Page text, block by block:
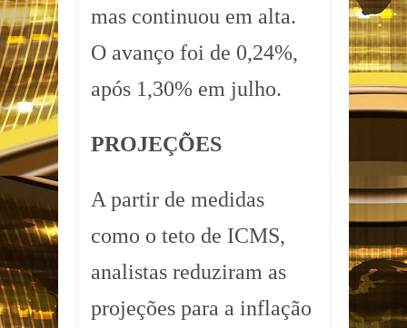
mas continuou em alta.
O avanço foi de 0,24%,
após 1,30% em julho.
PROJEÇÕES
A partir de medidas
como o teto de ICMS,
analistas reduziram as
projeções para a inflação